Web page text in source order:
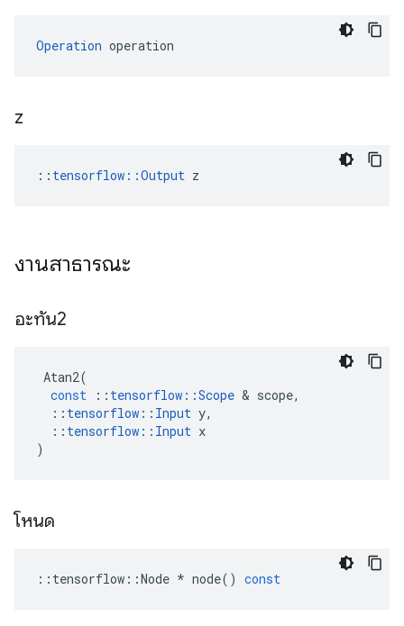
Operation operation
z
:: tensorflow::Output z
งานสาธารณะ
อะทัน2
Atan2(
const
:: tensorflow ::Scope & scope,
:: tensorflow :: Input y,
:: tensorflow :: Input x
)
โหนด
:: tensorflow ::Node * node() const